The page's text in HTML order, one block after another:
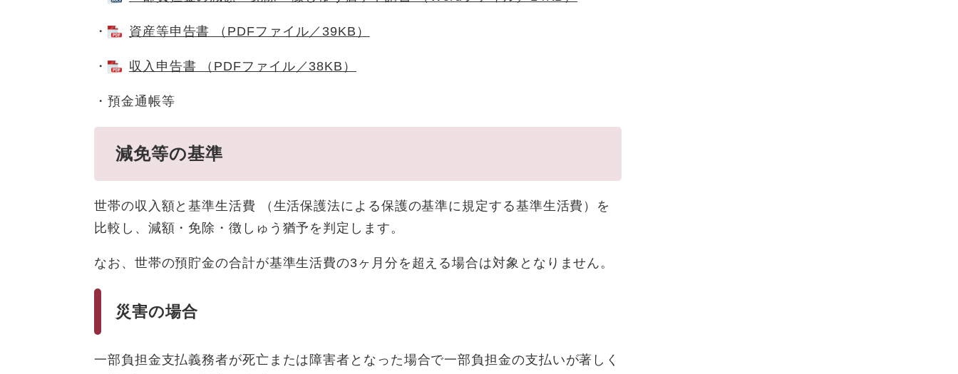
・ 資産等申告書 （PDFファイル／39KB）
・ 収入申告書 （PDFファイル／38KB）
・預金通帳等
減免等の基準
世帯の収入額と基準生活費 （生活保護法による保護の基準に規定する基準生活費）を
比較し、減額・免除・徴しゅう猶予を判定します。
なお、世帯の預貯金の合計が基準生活費の3ヶ月分を超える場合は対象となりません。
災害の場合
一部負担金支払義務者が死亡または障害者となった場合で一部負担金の支払いが著しく